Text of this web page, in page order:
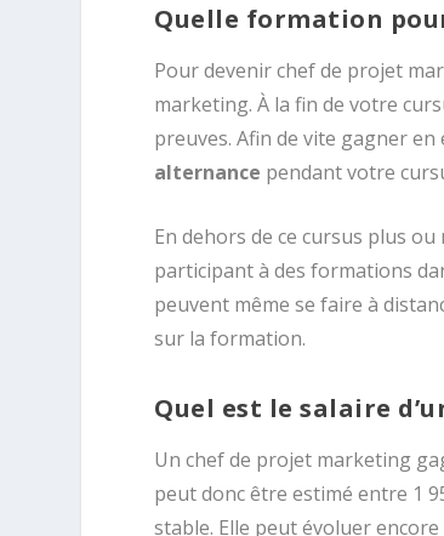
Quelle formation
Pour devenir chef de projet
marketing. À la fin de votre
preuves. Afin de vite gagner
alternance pendant votre
En dehors de ce cursus plus
participant à des formations
peuvent même se faire à
sur la formation.
Quel est le salaire
Un chef de projet marketing
peut donc être estimé entre 1
stable. Elle peut évoluer